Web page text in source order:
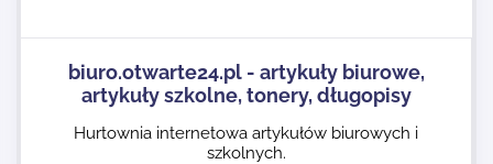
biuro.otwarte24.pl - artykuły biurowe,
artykuły szkolne, tonery, długopisy
Hurtownia internetowa artykułów biurowych i
szkolnych.